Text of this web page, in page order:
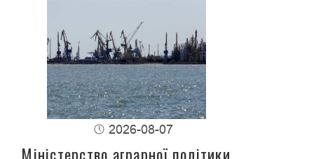
2026-08-07
Міністерство аграрної політики